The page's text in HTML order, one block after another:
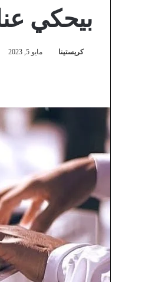
بيحكي
كريستينا مايو 5, 2023